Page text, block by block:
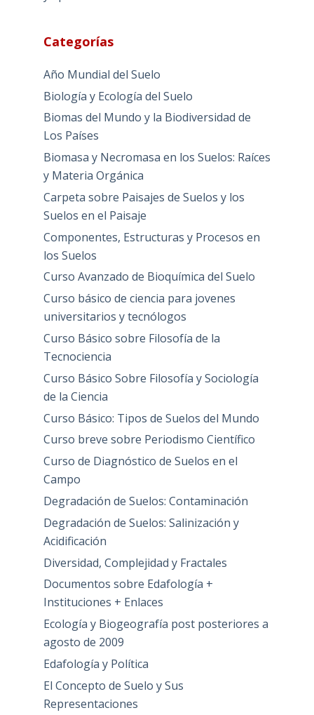
Categorías
Año Mundial del Suelo
Biología y Ecología del Suelo
Biomas del Mundo y la Biodiversidad de
Los Países
Biomasa y Necromasa en los Suelos: Raíces
y Materia Orgánica
Carpeta sobre Paisajes de Suelos y los
Suelos en el Paisaje
Componentes, Estructuras y Procesos en
los Suelos
Curso Avanzado de Bioquímica del Suelo
Curso básico de ciencia para jovenes
universitarios y tecnólogos
Curso Básico sobre Filosofía de la
Tecnociencia
Curso Básico Sobre Filosofía y Sociología
de la Ciencia
Curso Básico: Tipos de Suelos del Mundo
Curso breve sobre Periodismo Científico
Curso de Diagnóstico de Suelos en el
Campo
Degradación de Suelos: Contaminación
Degradación de Suelos: Salinización y
Acidificación
Diversidad, Complejidad y Fractales
Documentos sobre Edafología +
Instituciones + Enlaces
Ecología y Biogeografía post posteriores a
agosto de 2009
Edafología y Política
El Concepto de Suelo y Sus
Representaciones